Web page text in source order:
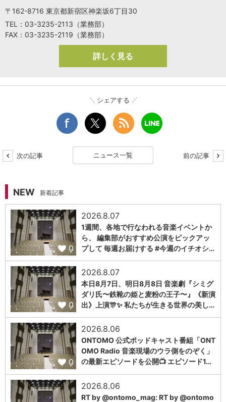
〒162-8716 東京都新宿区神楽坂6丁目30
TEL：03-3235-2113（業務部）
FAX：03-3235-2119（業務部）
詳しく見る
シェアする
次の記事 ニュース一覧 前の記事
NEW 新着記事
0
2026.8.07
1週間、各地で行なわれる音楽イベントか
ら、 編集部がおすすめ公演をピックアッ
プして 毎週お届けする #今週のイチオシ…
0
2026.8.07
本日8月7日、明日8月8日 音楽劇『シミグ
ダリ氏〜鉄靴の姫と麦粉の王子〜』《新演
出》上演🎊✨ 私たちが生きる世界の美し…
0
2026.8.06
ONTOMO 公式ポッドキャスト番組「ONT
OMO Radio 音楽現場のウラ側をのぞく」
の最新エピソードを公開📺 エピソード1…
2026.8.06
RT by @ontomo_mag: RT by @ontomo